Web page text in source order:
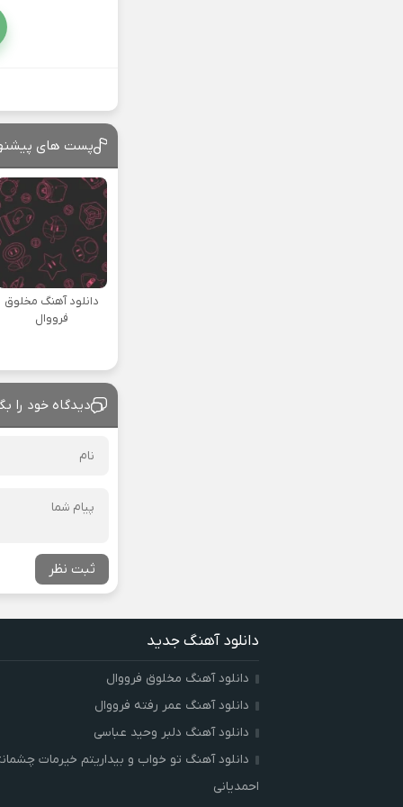
پست های
دانلود آهنگ مخلوق
فرووال
دیدگاه خود را
ثبت نظر
دانلود آهنگ جدید
دانلود آهنگ مخلوق فرووال
دانلود آهنگ عمر رفته فرووال
دانلود آهنگ دلبر وحید عباسی
دانلود آهنگ تو خواب و بیداریتم خیرمات
احمدیانی